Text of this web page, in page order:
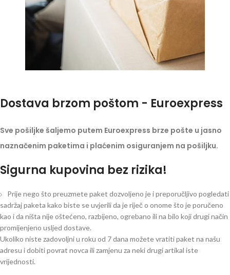
Dostava brzom poštom - Euroexpress
Sve pošiljke šaljemo putem Euroexpress brze pošte u jasno
naznačenim paketima i plaćenim osiguranjem na pošiljku.
Sigurna kupovina bez rizika!
Prije nego što preuzmete paket dozvoljeno je i preporučljivo pogledati
sadržaj paketa kako biste se uvjerili da je riječ o onome što je poručeno
kao i da ništa nije oštećeno, razbijeno, ogrebano ili na bilo koji drugi način
promijenjeno usljed dostave.
Ukoliko niste zadovoljni u roku od 7 dana možete vratiti paket na našu
adresu i dobiti povrat novca ili zamjenu za neki drugi artikal iste
vrijednosti.